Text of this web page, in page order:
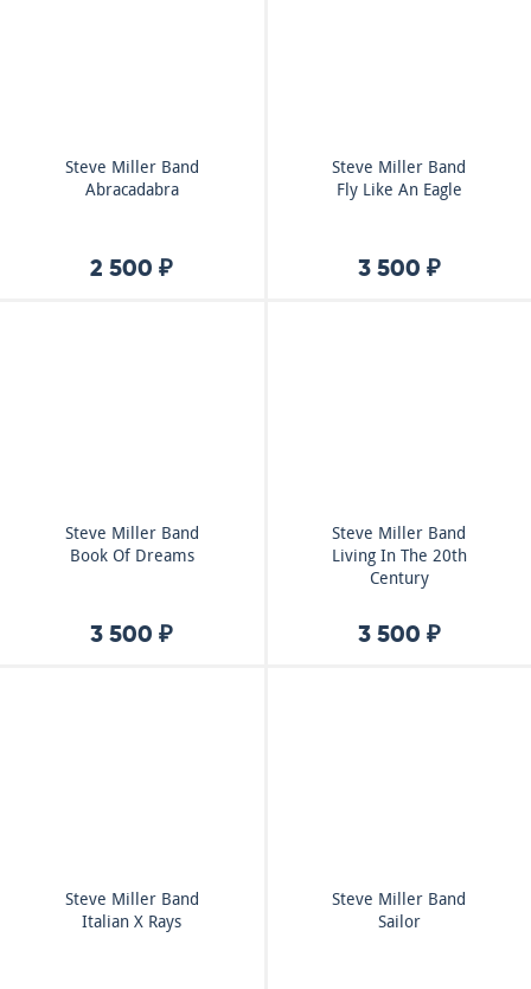
Steve Miller Band
Abracadabra
2 500 ₽
Steve Miller Band
Fly Like An Eagle
3 500 ₽
Steve Miller Band
Book Of Dreams
3 500 ₽
Steve Miller Band
Living In The 20th
Century
3 500 ₽
Steve Miller Band
Italian X Rays
Steve Miller Band
Sailor